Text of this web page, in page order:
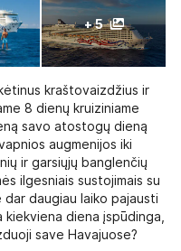
+ 5
kraštovaizdžius ir
8 dienų kruiziniame
savo atostogų dieną
augmenijos iki
ir garsiųjų banglenčių
ilgesniais sustojimais su
dar daugiau laiko pajausti
diena įspūdinga,
save Havajuose?